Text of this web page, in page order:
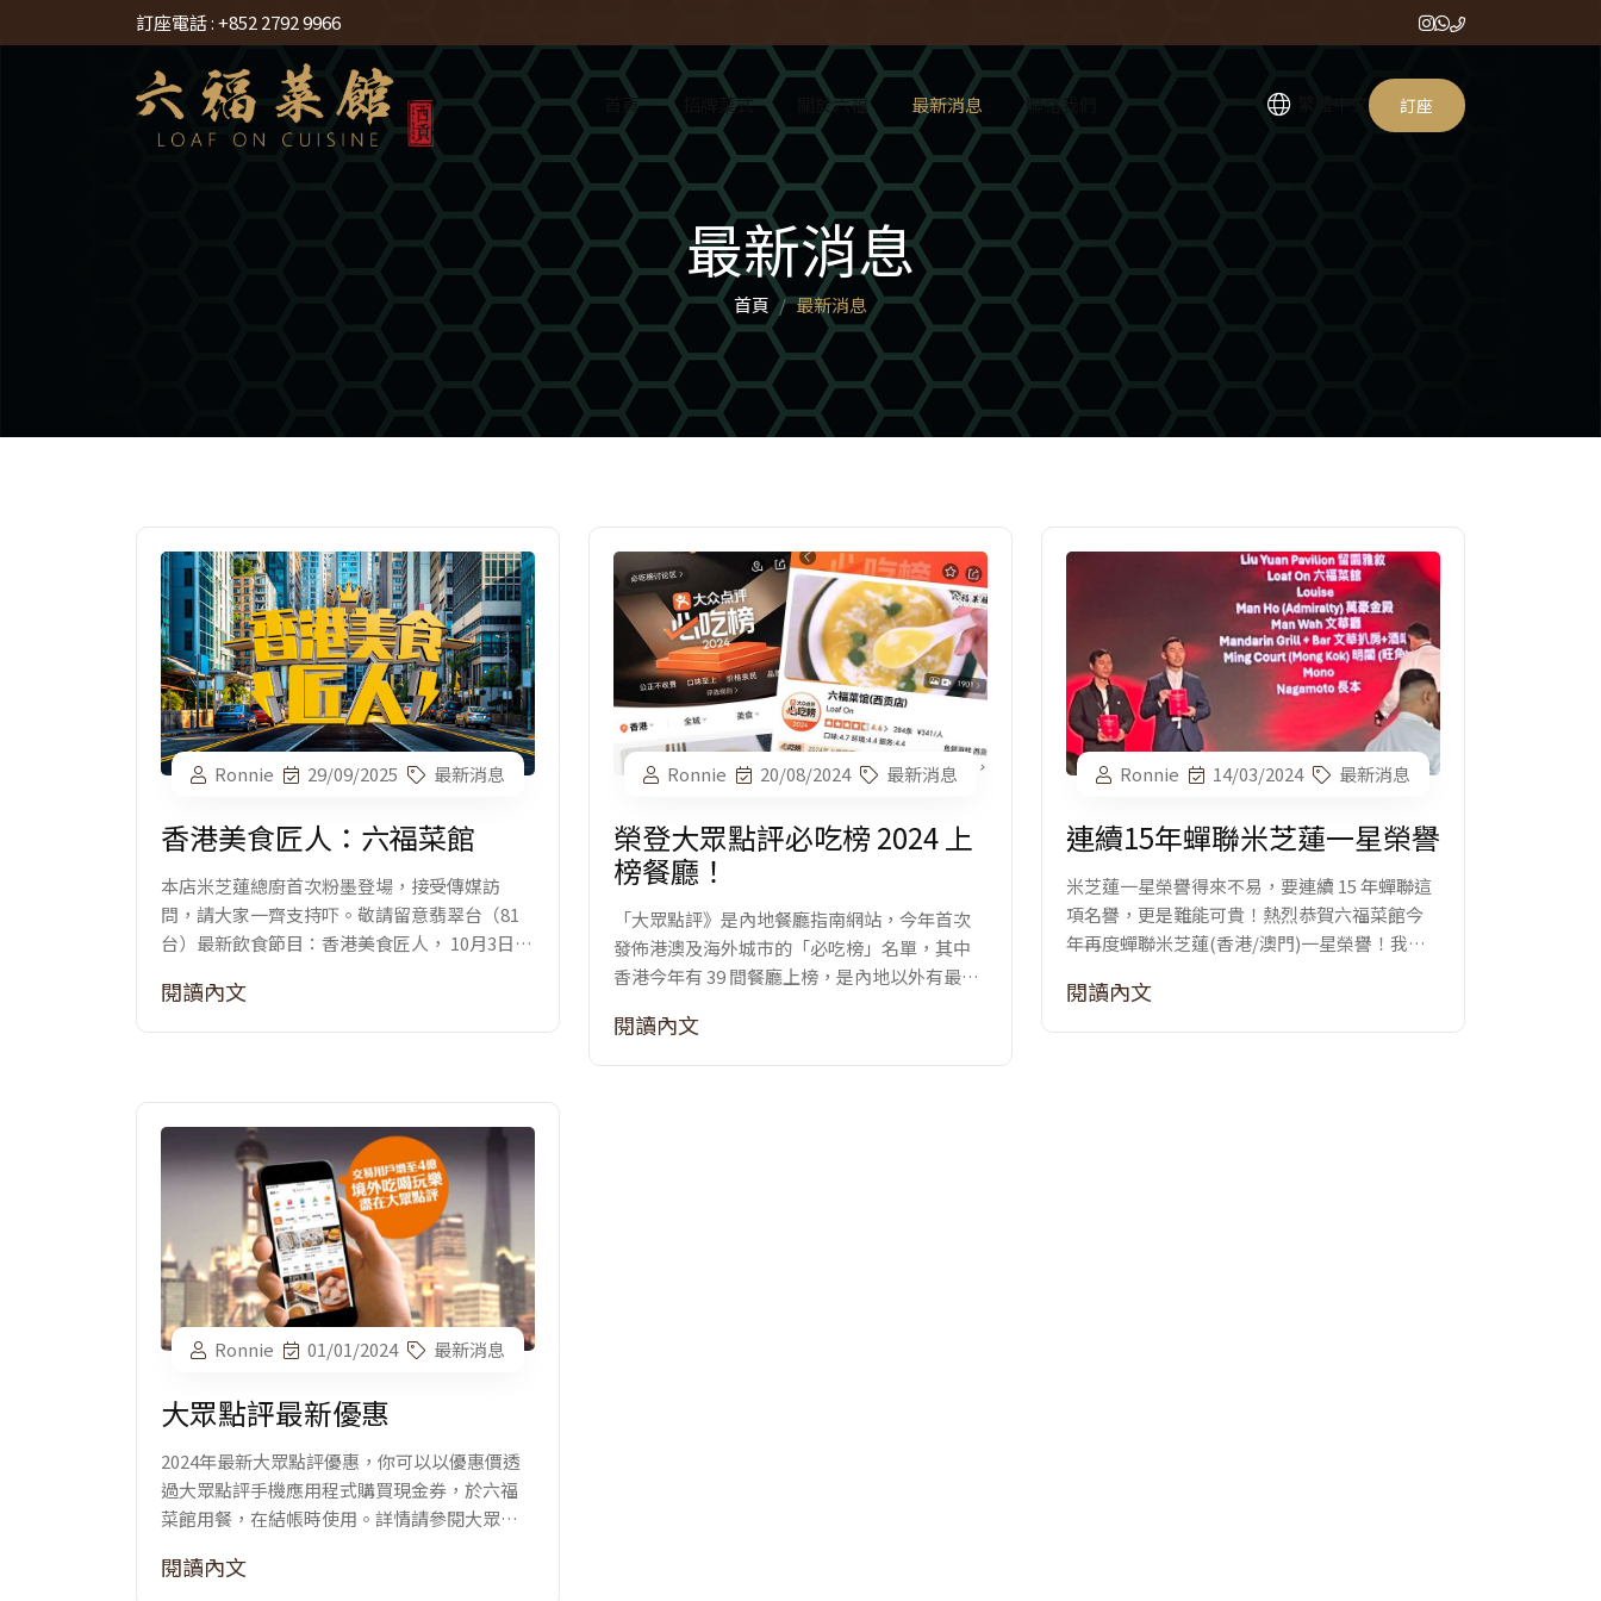
訂座電話 :+852 2792 9966
首頁 招牌菜式 關於六福 最新消息 聯絡我們 訂座
最新消息
首頁 最新消息
Ronnie 29/09/2025 最新消息
香港美食匠人：六福菜館
本店米芝蓮總廚首次粉墨登場，接受傳媒訪
問，請大家一齊支持吓。敬請留意翡翠台（81
台）最新飲食節目：香港美食匠人， 10月3日晚
閱讀內文
Ronnie 20/08/2024 最新消息
榮登大眾點評必吃榜 2024 上
榜餐廳！
「大眾點評》是內地餐廳指南網站，今年首次
發佈港澳及海外城市的「必吃榜」名單，其中
香港今年有 39 間餐廳上榜，是內地以外有最多
日）舉行。
閱讀內文
Ronnie 14/03/2024 最新消息
連續15年蟬聯米芝蓮一星榮譽
米芝蓮一星榮譽得來不易，要連續 15 年蟬聯這
項名譽，更是難能可貴！熱烈恭賀六福菜館今
年再度蟬聯米芝蓮(香港/澳門)一星榮譽！我們
閱讀內文
Ronnie 01/01/2024 最新消息
大眾點評最新優惠
2024年最新大眾點評優惠，你可以以優惠價透
過大眾點評手機應用程式購買現金券，於六福
菜館用餐，在結帳時使用。詳情請參閱大眾點
閱讀內文